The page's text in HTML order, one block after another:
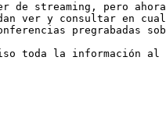
streaming, pero
ver y consultar en
pregrabadas
toda la información